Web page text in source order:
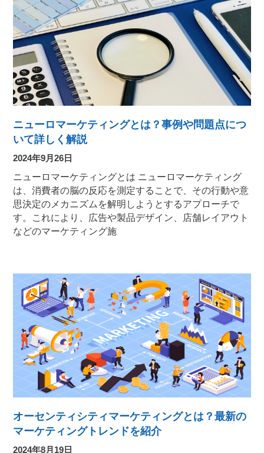
ニューロマーケティングとは？事例や問題点につ
いて詳しく解説
2024年9月26日
ニューロマーケティングとは ニューロマーケティング
は、消費者の脳の反応を測定することで、その行動や意
思決定のメカニズムを解明しようとするアプローチで
す。これにより、広告や製品デザイン、店舗レイアウト
などのマーケティング施
オーセンティシティマーケティングとは？最新の
マーケティングトレンドを紹介
2024年8月19日